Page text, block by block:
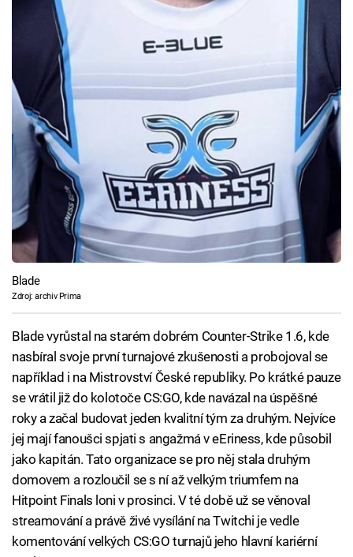
Blade
Zdroj: archiv Prima
Blade vyrůstal na starém dobrém Counter-Strike 1.6, kde
nasbíral svoje první turnajové zkušenosti a probojoval se
například i na Mistrovství České republiky. Po krátké pauze
se vrátil již do kolotoče CS:GO, kde navázal na úspěšné
roky a začal budovat jeden kvalitní tým za druhým. Nejvíce
jej mají fanoušci spjati s angažmá v eEriness, kde působil
jako kapitán. Tato organizace se pro něj stala druhým
domovem a rozloučil se s ní až velkým triumfem na
Hitpoint Finals loni v prosinci. V té době už se věnoval
streamování a právě živé vysílání na Twitchi je vedle
komentování velkých CS:GO turnajů jeho hlavní kariérní